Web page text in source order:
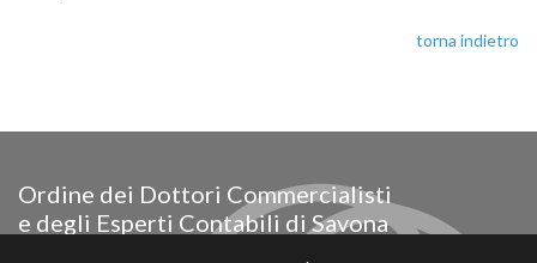
torna indietro
Ordine dei Dottori Commercialisti
e degli Esperti Contabili di Savona
Via Paleocapa 18/28 - piano 5° - Savona